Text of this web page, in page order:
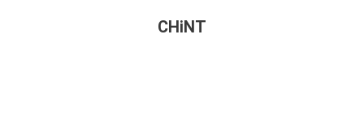
CHiNT